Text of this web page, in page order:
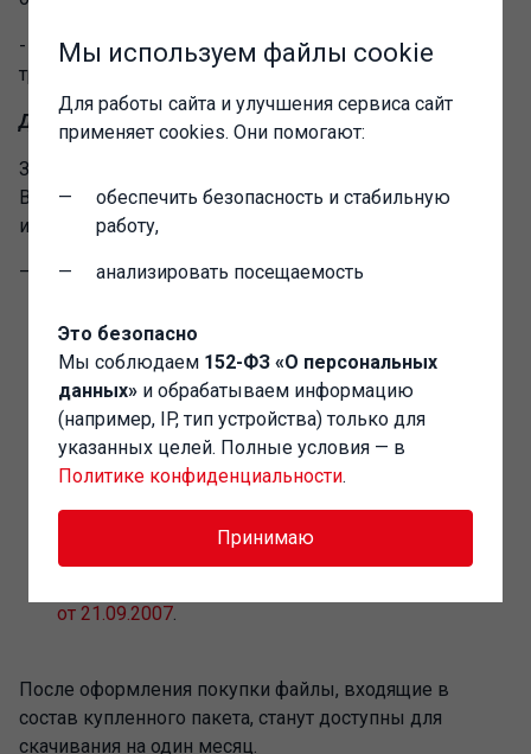
- Видеоролики с выполнением заданий курса,
тренировочные тесты "1С:Профессионал"
Для покупки программы необходимо:
Зарегистрироваться на сайте
В разделе "ПО для дома и офиса" выбрать программу
и нажать на кнопку "Купить".
Для оформления покупки необходимо пополнить
одним из способов, перечисленных в разделе
"Способы оплаты", в том числе по картам
online.1c.ru, sms-сообщениями, банковским
платежом, банковской картой, через WebMoney,
Яндекс.Деньги. Список доступных способов
пополнения пользовательского счета постоянно
через партнеров фирмы "1С". Информация о
от 21.09.2007.
После оформления покупки файлы, входящие в
состав купленного пакета, станут доступны для
скачивания на один месяц.
Мы используем файлы cookie
Для работы сайта и улучшения сервиса сайт
применяет cookies. Они помогают:
обеспечить безопасность и стабильную
работу,
анализировать посещаемость
Это безопасно
Мы соблюдаем 152-ФЗ «О персональных
данных» и обрабатываем информацию
(например, IP, тип устройства) только для
указанных целей. Полные условия — в
Политике конфиденциальности.
Принимаю